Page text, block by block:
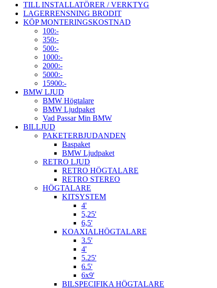
TILL INSTALLATÖRER / VERKTYG
LAGERRENSNING BRODIT
KÖP MONTERINGSKOSTNAD
100:-
350:-
500:-
1000:-
2000:-
5000:-
15900:-
BMW LJUD
BMW Högtalare
BMW Ljudpaket
Vad Passar Min BMW
BILLJUD
PAKETERBJUDANDEN
Baspaket
BMW Ljudpaket
RETRO LJUD
RETRO HÖGTALARE
RETRO STEREO
HÖGTALARE
KITSYSTEM
4'
5,25'
6,5'
KOAXIALHÖGTALARE
3.5'
4'
5.25'
6.5'
6x9'
BILSPECIFIKA HÖGTALARE